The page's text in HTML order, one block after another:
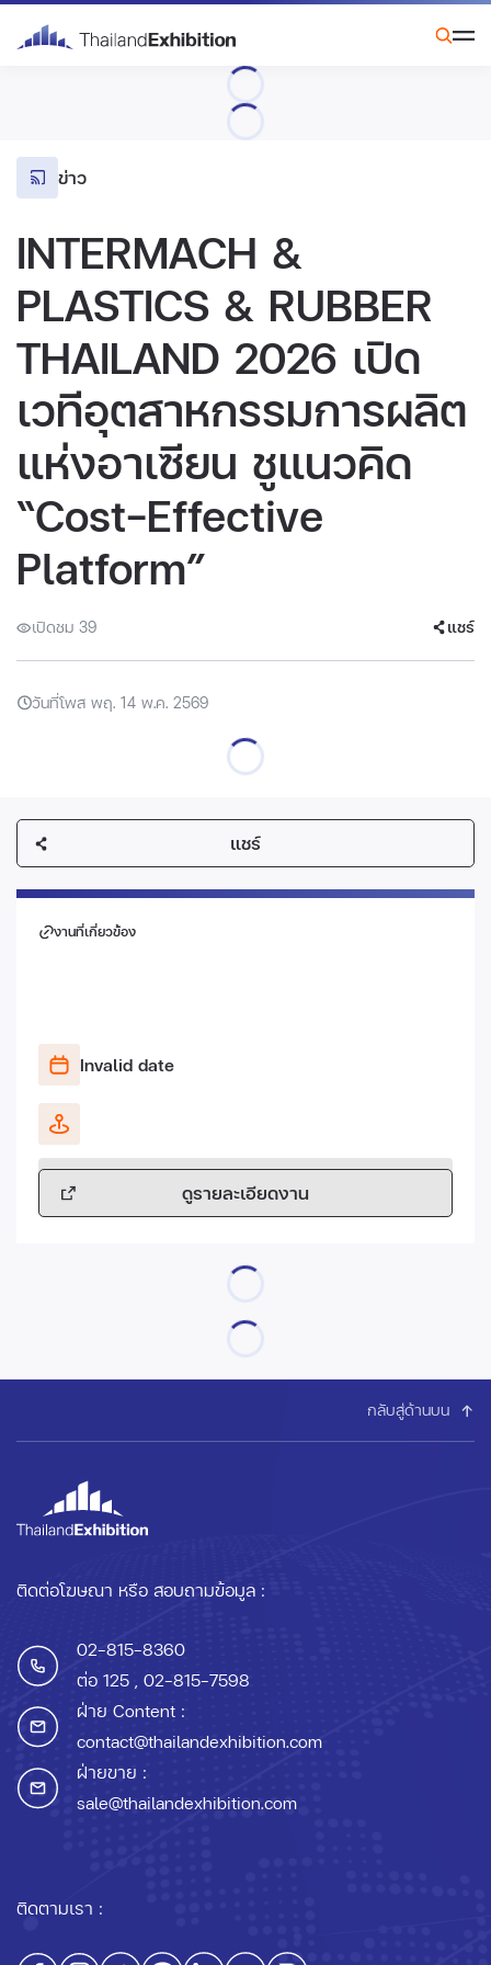
ข่าว
INTERMACH &
PLASTICS & RUBBER
THAILAND 2026 เปิด
เวทีอุตสาหกรรมการผลิต
แห่งอาเซียน ชูแนวคิด
“Cost-Effective
Platform”
เปิดชม 39 แชร์
วันที่โพส พฤ. 14 พ.ค. 2569
แชร์
งานที่เกี่ยวข้อง
Invalid date
ดูรายละเอียดงาน
กลับสู่ด้านบน
ติดต่อโฆษณา หรือ สอบถามข้อมูล :
02-815-8360
ต่อ 125 , 02-815-7598
ฝ่าย Content :
contact@thailandexhibition.com
ฝ่ายขาย :
sale@thailandexhibition.com
ติดตามเรา :